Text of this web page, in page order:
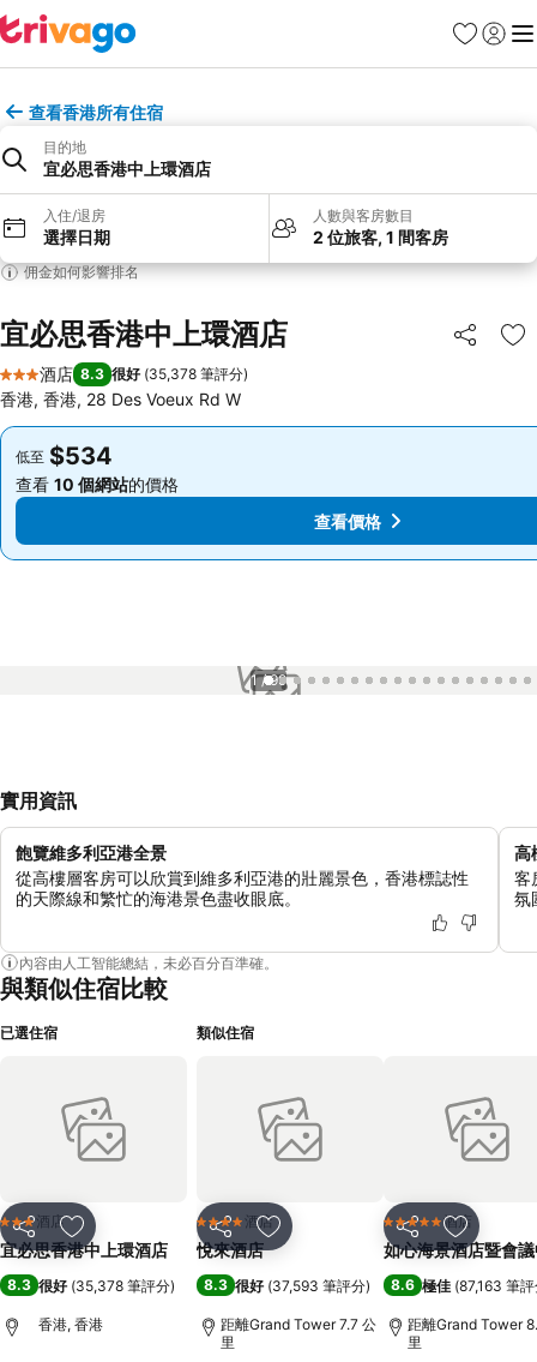
收藏夾
登入 選
查看香港所有住宿
目的地
宜必思香港中上環酒店
入住/退房
選擇日期
人數與客房數目
2 位旅客, 1 間客房
佣金如何影響排名
宜必思香港中上環酒店 分享
放
3 星級
酒店 8.3 很好 (35,378 筆評分)
香港, 香港, 28 Des Voeux Rd W
低至 $534
查看 10 個網站的價格
低至 $534
查看 10 個網站的價格
查看價格
1 / 99
實用資訊
飽覽維多利亞港全景
從高樓層客房可以欣賞到維多利亞港的壯麗景色，香港標誌性
的天際線和繁忙的海港景色盡收眼底。
高
客
氛
內容由人工智能總結，未必百分百準確。
與類似住宿比較
已選住宿
分享 放到收藏夾
3 星級酒店
宜必思香港中上環酒店
8.3 很好 (35,378 筆評分)
香港, 香港
類似住宿
分享 放到收藏夾
4 星級 酒店
悅來酒店
8.3 很好 (37,593 筆評分)
距離Grand Tower 7.7 公
里
分享 放到收藏
5 星級 酒店
如心海景酒店暨會
8.6 極佳 (87,163 筆
距離Grand Tower
里